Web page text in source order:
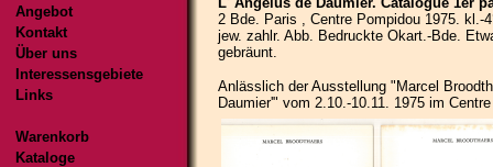
Angebot
Kontakt
Über uns
Interessensgebiete
Links
Warenkorb
Kataloge